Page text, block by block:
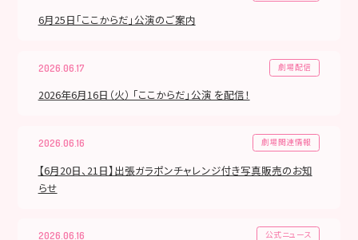
6月25日「ここからだ」公演のご案内
2026.06.17 劇場配信
2026年6月16日（火） 「ここからだ」公演 を配信！
2026.06.16 劇場関連情報
【6月20日、21日】出張ガラポンチャレンジ付き写真販売のお知
らせ
2026.06.16 公式ニュース